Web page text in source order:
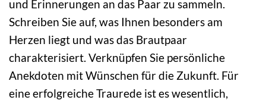
und Erinnerungen an das Paar zu sammeln.
Schreiben Sie auf, was Ihnen besonders am
Herzen liegt und was das Brautpaar
charakterisiert. Verknüpfen Sie persönliche
Anekdoten mit Wünschen für die Zukunft. Für
eine erfolgreiche Traurede ist es wesentlich,